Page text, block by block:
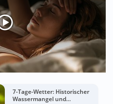
7-Tage-Wetter: Historischer
Wassermangel und